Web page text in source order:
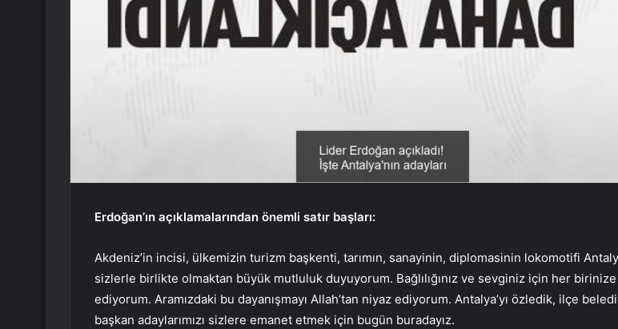
Erdoğan’ın açıklamalarından önemli satır başları:
Akdeniz’in incisi, ülkemizin turizm başkenti, tarımın, sanayinin, diplomasinin lokomotifi
sizlerle birlikte olmaktan büyük mutluluk duyuyorum. Bağlılığınız ve sevginiz için her
ediyorum. Aramızdaki bu dayanışmayı Allah’tan niyaz ediyorum. Antalya’yı özledik, ilçe
başkan adaylarımızı sizlere emanet etmek için bugün buradayız.